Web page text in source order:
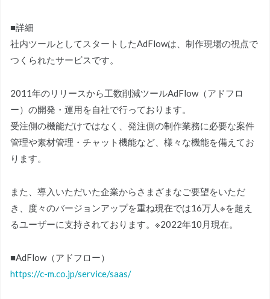
■詳細
社内ツールとしてスタートしたAdFlowは、制作現場の視点で
つくられたサービスです。
2011年のリリースから工数削減ツールAdFlow（アドフロ
ー）の開発・運用を自社で行っております。
受注側の機能だけではなく、発注側の制作業務に必要な案件
管理や素材管理・チャット機能など、様々な機能を備えてお
ります。
また、導入いただいた企業からさまざまなご要望をいただ
き、度々のバージョンアップを重ね現在では16万人※を超え
るユーザーに支持されております。※2022年10月現在。
■AdFlow（アドフロー）
https://c-m.co.jp/service/saas/